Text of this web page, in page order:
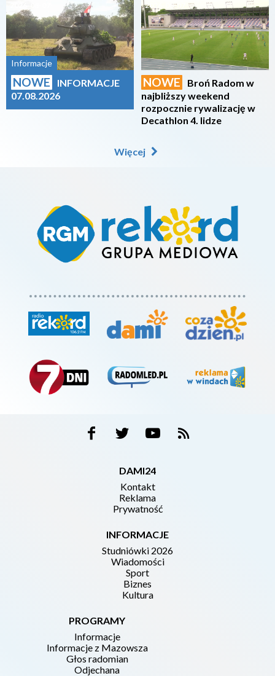
Informacje
NOWE
INFORMACJE
07.08.2026
2026-08-07
NOWE
Broń Radom w
najbliższy weekend
rozpocznie rywalizację w
Decathlon 4. lidze
Więcej
DAMI24
Kontakt
Reklama
Prywatność
INFORMACJE
Studniówki 2026
Wiadomości
Sport
Biznes
Kultura
PROGRAMY
Informacje
Informacje z Mazowsza
Głos radomian
Odjechana